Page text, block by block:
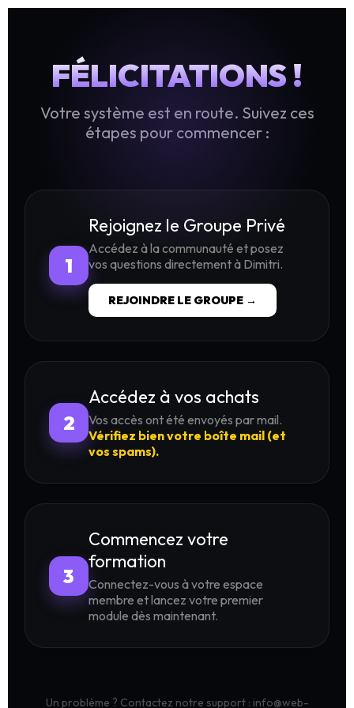
FÉLICITATIONS !
Votre système est en route. Suivez ces
étapes pour commencer :
1
Rejoignez le Groupe Privé
Accédez à la communauté et posez
vos questions directement à Dimitri.
REJOINDRE LE GROUPE →
2
Accédez à vos achats
Vos accès ont été envoyés par mail.
Vérifiez bien votre boîte mail (et
vos spams).
3
Commencez votre
formation
Connectez-vous à votre espace
membre et lancez votre premier
module dès maintenant.
Un problème ? Contactez notre support : info@web-